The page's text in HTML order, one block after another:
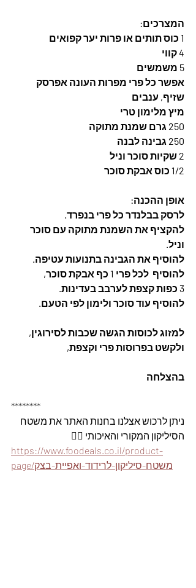
המצרכים:
1 כוס תותים או פרות יער קפואים
4 קווי
5 משמשים
אפשר כל פרי מפרות העונה אפרסק
שזיף, ענבים
מיץ מלימון טרי
250 גרם שמנת מתוקה
250 גבינה לבנה
2 שקיות סוכר וניל
1/2 כוס אבקת סוכר
אופן ההכנה:
לרסק בבלנדר כל פרי בנפרד.
להקציף את השמנת מתוקה עם סוכר
וניל.
להוסיף את הגבינה בתנועות עטיפה.
להוסיף  לכל פרי 1 כף אבקת סוכר,
3 כפות קצפת לערבב בעדינות.
להוסיף עוד סוכר ולימון לפי הטעם.
למזוג לכוסות הגשה שכבות לסירוגין,
ולקשט בפרוסות פרי וקצפת,
בהצלחה
********
ניתן לרכוש אצלנו בחנות האתר את משטח
הסיליקון המקורי והאיכותי 👇🏽
https://www.foodeals.co.il/product-
page/משטח-סיליקון-לרידוד-ואפיית-בצק